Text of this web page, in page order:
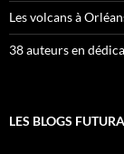
Les volcans à
38 auteurs en
LES BLOGS